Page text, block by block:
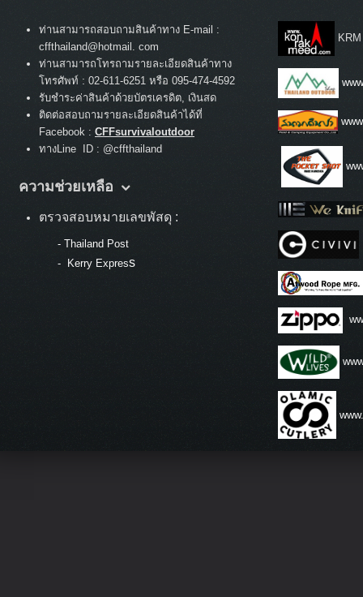
ท่านสามารถสอบถามสินค้าทาง E-mail :
cffthailand@hotmail. com
ท่านสามารถโทรถามรายละเอียดสินค้าทาง
โทรศัพท์ : 02-611-6251 หรือ 095-474-4592
รับชำระค่าสินค้าด้วยบัตรเครดิต, เงินสด
ติดต่อสอบถามรายละเอียดสินค้าได้ที่
Facebook : CFFsurvivaloutdoor
ทางLine ID : @cffthailand
ความช่วยเหลือ
ตรวจสอบหมายเลขพัสดุ :
- Thailand Post
-
Kerry Express
KRM